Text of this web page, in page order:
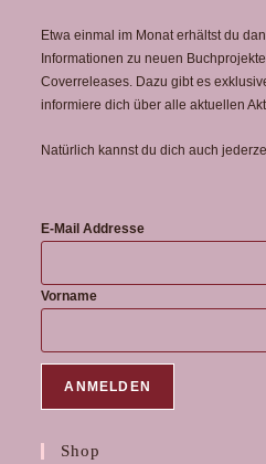
Etwa einmal im Monat erhältst du
Informationen zu neuen
Coverreleases. Dazu gibt es
informiere dich über alle aktuellen
Natürlich kannst du dich auch
E-Mail Addresse
Vorname
Shop